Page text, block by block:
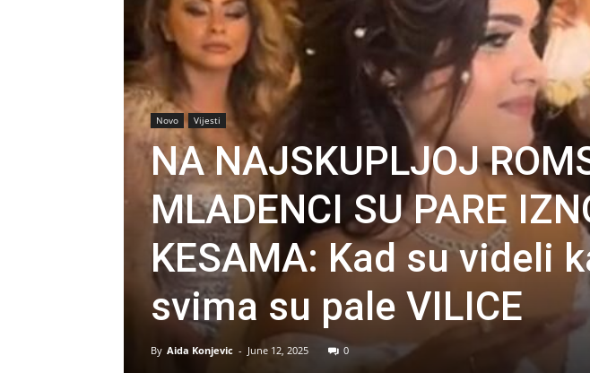
Novo Vijesti
NA NAJSKUPLJOJ
MLADENCI SU PARE
KESAMA: Kad su videli
svima su pale VILICE
By Aida Konjevic - June 12, 2025 0